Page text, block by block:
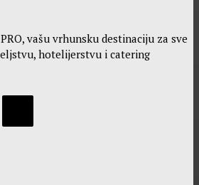
vašu vrhunsku destinaciju za sve
hotelijerstvu i catering